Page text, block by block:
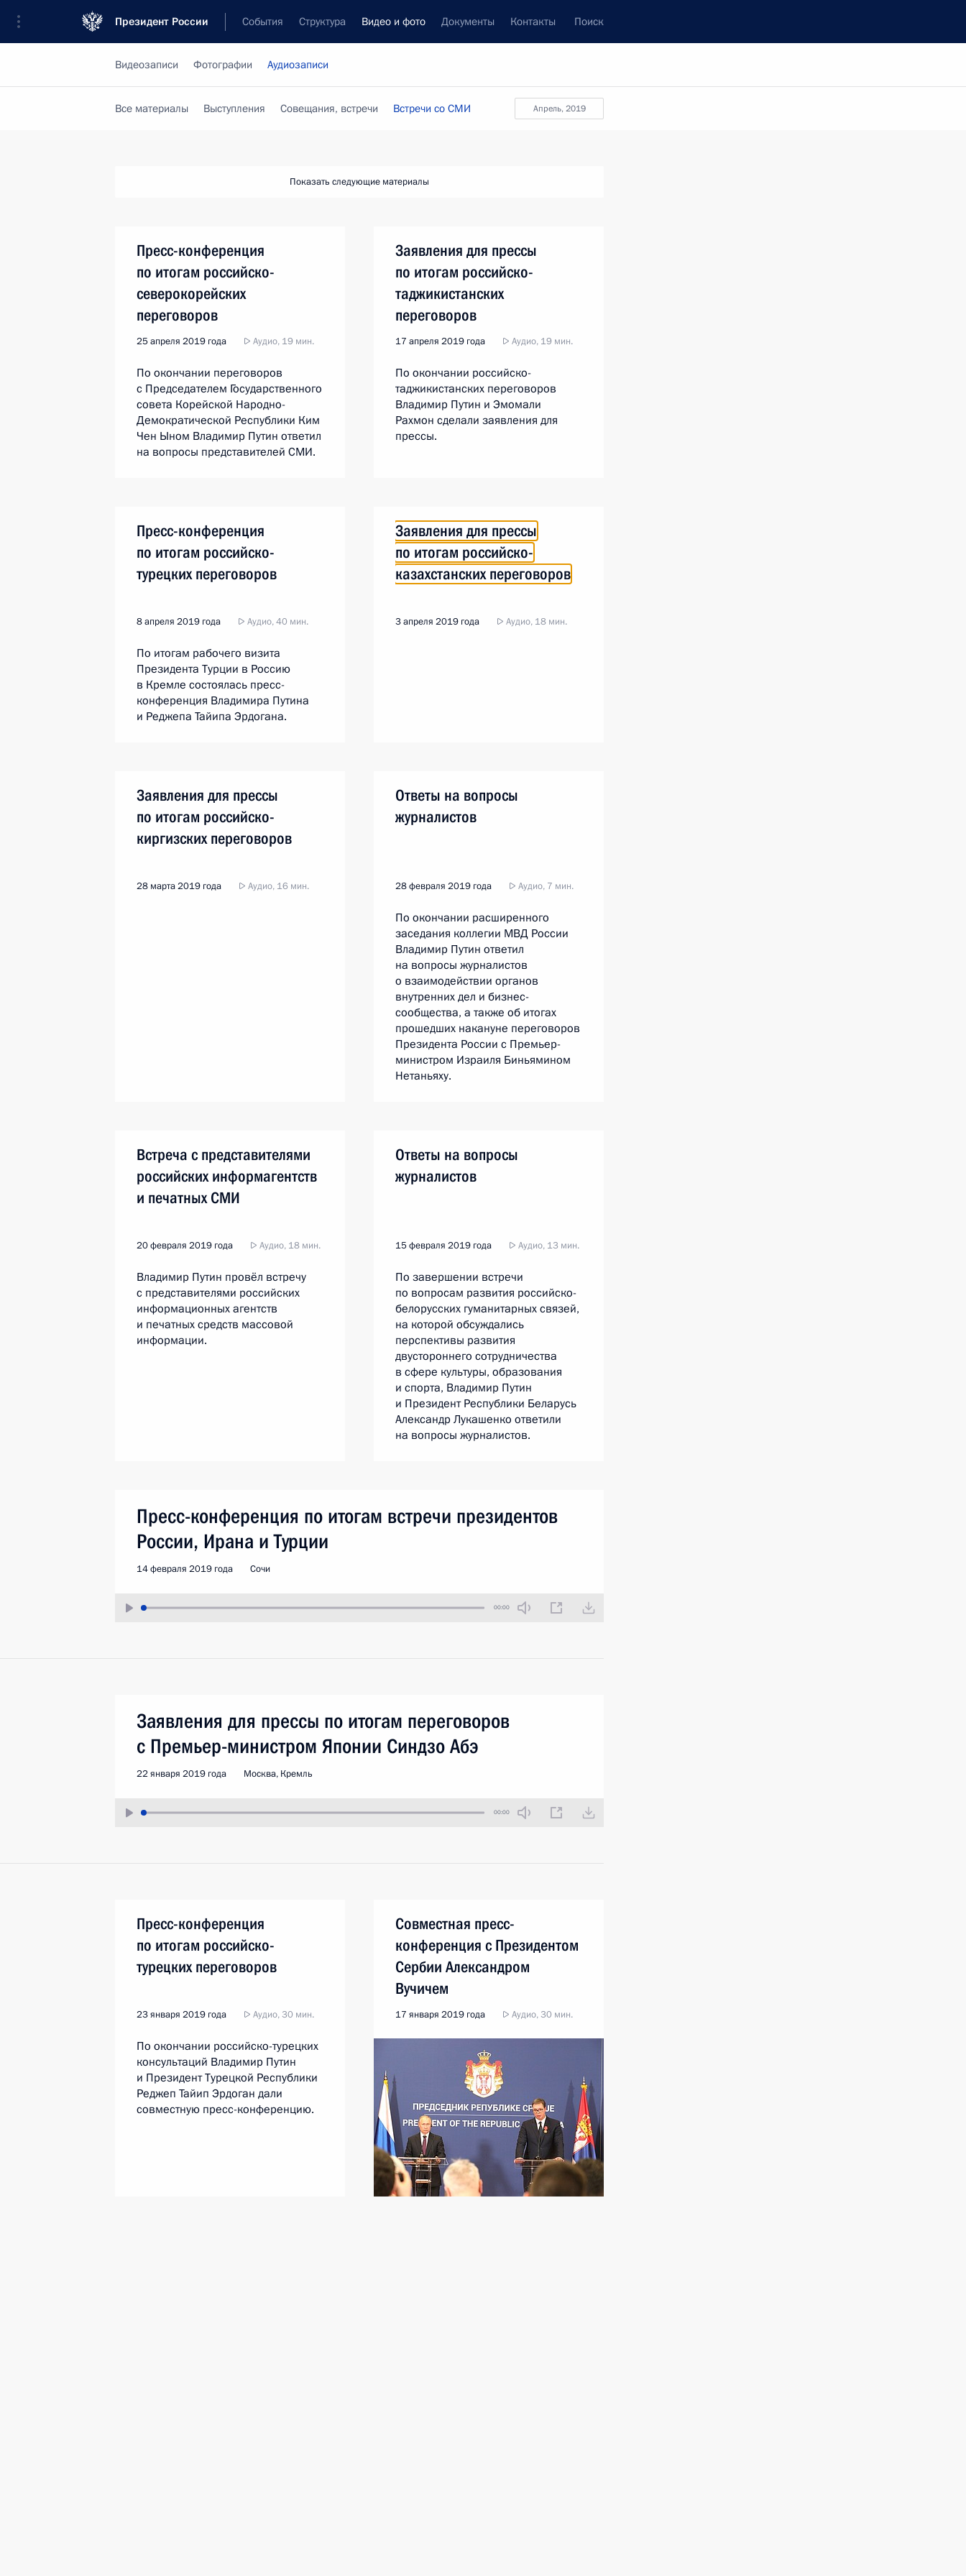
Президент России События Структура Видео и фото Документы Контакты Поиск
Видеозаписи Фотографии Аудиозаписи
апрель, 2019
Все материалы Выступления Совещания, встречи Встречи со СМИ
Показать следующие материалы
Пресс-конференция
по итогам российско-
северокорейских
переговоров
25 апреля 2019 года Аудио, 19 мин.
По окончании переговоров
с Председателем Государственного
совета Корейской Народно-
Демократической Республики Ким
Чен Ыном Владимир Путин ответил
на вопросы представителей СМИ.
Заявления для прессы
по итогам российско-
таджикистанских
переговоров
17 апреля 2019 года Аудио, 19 мин.
По окончании российско-
таджикистанских переговоров
Владимир Путин и Эмомали
Рахмон сделали заявления для
прессы.
Пресс-конференция
по итогам российско-
турецких переговоров
8 апреля 2019 года Аудио, 40 мин.
По итогам рабочего визита
Президента Турции в Россию
в Кремле состоялась пресс-
конференция Владимира Путина
и Реджепа Тайипа Эрдогана.
Заявления для прессы
по итогам российско-
казахстанских переговоров
3 апреля 2019 года Аудио, 18 мин.
Заявления для прессы
по итогам российско-
киргизских переговоров
28 марта 2019 года Аудио, 16 мин.
Ответы на вопросы
журналистов
28 февраля 2019 года Аудио, 7 мин.
По окончании расширенного
заседания коллегии МВД России
Владимир Путин ответил
на вопросы журналистов
о взаимодействии органов
внутренних дел и бизнес-
сообщества, а также об итогах
прошедших накануне переговоров
Президента России с Премьер-
министром Израиля Биньямином
Нетаньяху.
Встреча с представителями
российских информагентств
и печатных СМИ
20 февраля 2019 года Аудио, 18 мин.
Владимир Путин провёл встречу
с представителями российских
информационных агентств
и печатных средств массовой
информации.
Ответы на вопросы
журналистов
15 февраля 2019 года Аудио, 13 мин.
По завершении встречи
по вопросам развития российско-
белорусских гуманитарных связей,
на которой обсуждались
перспективы развития
двустороннего сотрудничества
в сфере культуры, образования
и спорта, Владимир Путин
и Президент Республики Беларусь
Александр Лукашенко ответили
на вопросы журналистов.
Пресс-конференция по итогам встречи президентов
России, Ирана и Турции
14 февраля 2019 года Сочи
00:00
Заявления для прессы по итогам переговоров
с Премьер-министром Японии Синдзо Абэ
22 января 2019 года Москва, Кремль
00:00
Пресс-конференция
по итогам российско-
турецких переговоров
23 января 2019 года Аудио, 30 мин.
По окончании российско-турецких
консультаций Владимир Путин
и Президент Турецкой Республики
Реджеп Тайип Эрдоган дали
совместную пресс-конференцию.
Совместная пресс-
конференция с Президентом
Сербии Александром
Вучичем
17 января 2019 года Аудио, 30 мин.